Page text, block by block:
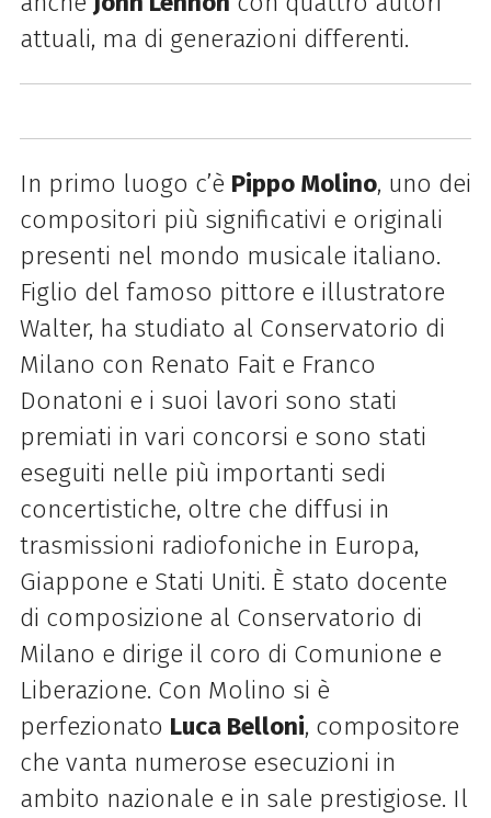
attuali, ma di generazioni differenti.
In primo luogo c’è Pippo Molino, uno dei
compositori più significativi e originali
presenti nel mondo musicale italiano.
Figlio del famoso pittore e illustratore
Walter, ha studiato al Conservatorio di
Milano con Renato Fait e Franco
Donatoni e i suoi lavori sono stati
premiati in vari concorsi e sono stati
eseguiti nelle più importanti sedi
concertistiche, oltre che diffusi in
trasmissioni radiofoniche in Europa,
Giappone e Stati Uniti. È stato docente
di composizione al Conservatorio di
Milano e dirige il coro di Comunione e
Liberazione. Con Molino si è
perfezionato Luca Belloni, compositore
che vanta numerose esecuzioni in
ambito nazionale e in sale prestigiose. Il